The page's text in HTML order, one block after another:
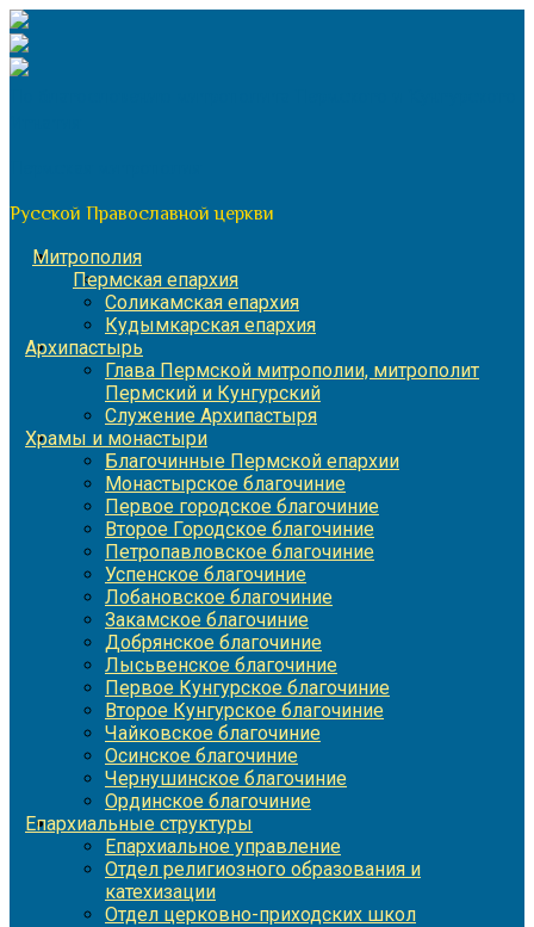
Перейти
к
содержимому
Русской Православной церкви
Митрополия
Пермская епархия
Соликамская епархия
Кудымкарская епархия
Архипастырь
Глава Пермской митрополии, митрополит
Пермский и Кунгурский
Служение Архипастыря
Храмы и монастыри
Благочинные Пермской епархии
Монастырское благочиние
Первое городское благочиние
Второе Городское благочиние
Петропавловское благочиние
Успенское благочиние
Лобановское благочиние
Закамское благочиние
Добрянское благочиние
Лысьвенское благочиние
Первое Кунгурское благочиние
Второе Кунгурское благочиние
Чайковское благочиние
Осинское благочиние
Чернушинское благочиние
Ординское благочиние
Епархиальные структуры
Епархиальное управление
Отдел религиозного образования и
катехизации
Отдел церковно-приходских школ